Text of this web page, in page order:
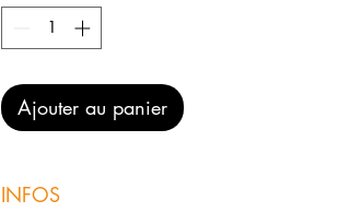
Ajouter au panier
INFOS